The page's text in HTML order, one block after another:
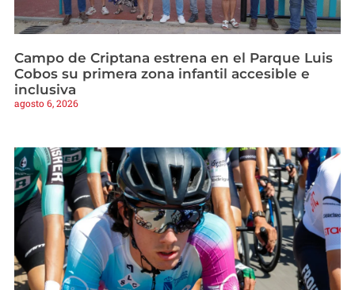
Campo de Criptana estrena en el Parque Luis
Cobos su primera zona infantil accesible e
inclusiva
agosto 6, 2026